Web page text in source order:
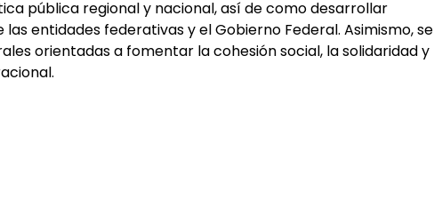
pública regional y nacional, así de como desarrollar
entidades federativas y el Gobierno Federal. Asimismo, se
orientadas a fomentar la cohesión social, la solidaridad y